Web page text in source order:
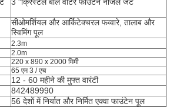
3 "क्रिस्टल बॉल वाटर फाउंटेन नोजल जेट
सीओमर्शियल और आर्किटेक्चरल फव्वारे, तालाब और
स्विमिंग पूल
2.3m
2.0m
220 x 890 x 2000 मिमी
65 एम 3 / एच
12 - 60 महीने की मुफ्त वारंटी
842489990
56 देशों में निर्यात और निर्मित एक्वा फाउंटेन पूल